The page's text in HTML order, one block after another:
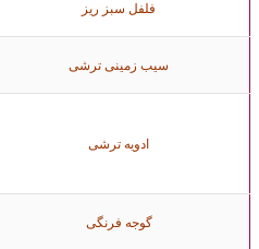
فلفل سبز ریز
سیب زمینی ترشی
ادویه ترشی
گوجه فرنگی